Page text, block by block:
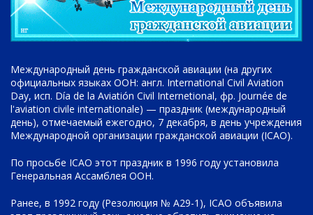
Международный день гражданской авиации (на других
официальных языках ООН: англ. International Civil Aviation
Day, исп. Día de la Aviatión Civil Internetional, фр. Journée de
l'aviation civile internationale) — праздник (международный
день), отмечаемый ежегодно, 7 декабря, в день учреждения
Международной организации гражданской авиации (ICAO).
По просьбе ICAO этот праздник в 1996 году установила
Генеральная Ассамблея ООН.
Ранее, в 1992 году (Резолюция № A29-1), ICAO объявила